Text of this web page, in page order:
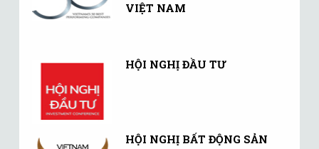
VIỆT NAM
HỘI NGHỊ ĐẦU TƯ
HỘI NGHỊ BẤT ĐỘNG SẢN